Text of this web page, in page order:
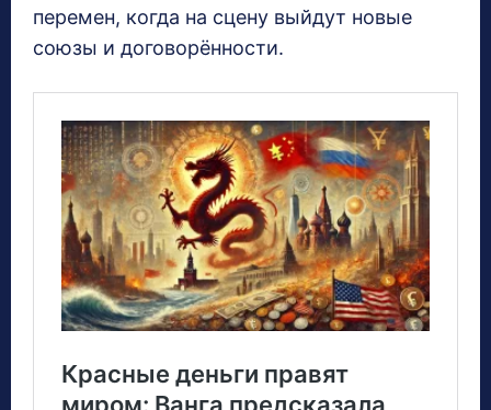
перемен, когда на сцену выйдут новые
союзы и договорённости.